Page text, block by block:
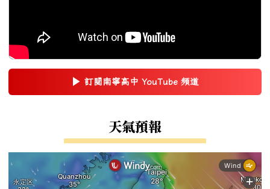
▶ 訂閱南寧高中 YouTube 頻道
(另開新視窗)
天氣預報